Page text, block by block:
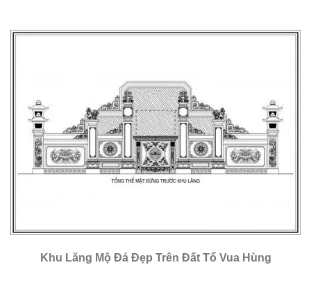
Khu Lăng Mộ Đá Đẹp Trên Đất Tổ Vua Hùng